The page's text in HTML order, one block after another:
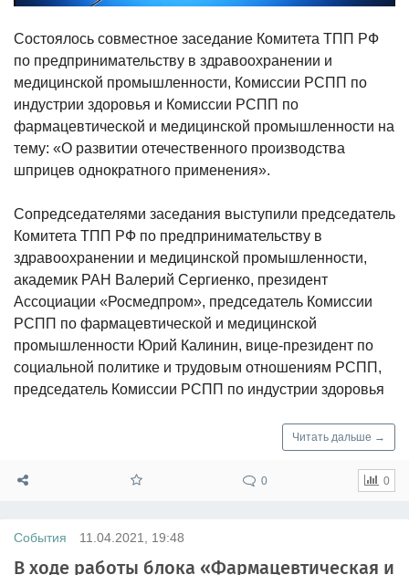
Состоялось совместное заседание Комитета ТПП РФ
по предпринимательству в здравоохранении и
медицинской промышленности, Комиссии РСПП по
индустрии здоровья и Комиссии РСПП по
фармацевтической и медицинской промышленности на
тему: «О развитии отечественного производства
шприцев однократного применения».
Сопредседателями заседания выступили председатель
Комитета ТПП РФ по предпринимательству в
здравоохранении и медицинской промышленности,
академик РАН Валерий Сергиенко, президент
Ассоциации «Росмедпром», председатель Комиссии
РСПП по фармацевтической и медицинской
промышленности Юрий Калинин, вице-президент по
социальной политике и трудовым отношениям РСПП,
председатель Комиссии РСПП по индустрии здоровья
Читать дальше →
0 0
События 11.04.2021, 19:48
В ходе работы блока «Фармацевтическая и